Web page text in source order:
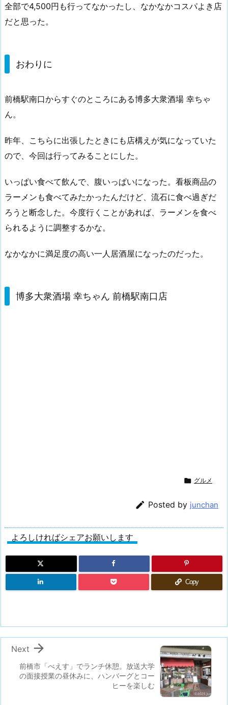
全部で4,500円も行ってなかったし、なかなかコスパよき店
だと思った。
おわりに
前橋駅南口からすぐのところにある博多大衆酒場 幸ちゃ
ん。
昨年、こちらに出張したときにも店構えが気になっていた
ので、今回は行ってみることにした。
いっぱい食べて飲んで、腹いっぱいになった。看板商品の
ラーメンも食べてみたかったんだけど、流石に食べ過ぎだ
ろうと断念した。今度行くことがあれば、ラーメンを食べ
られるように調整するかな。
なかなかに満足度の高い一人居酒屋になったのだった。
博多大衆酒場 幸ちゃん 前橋駅南口店
 グルメ
 Posted by junchan
よろしければシェアお願いします
Copy
前橋市「べえす」でランチ休憩。放送大学
の面接授業の昼休みに、ハンバーグとコー
ヒーを楽しむ

Next